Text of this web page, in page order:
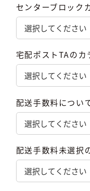
センターブロック
宅配ポストTAの
配送手数料につい
配送手数料未選択